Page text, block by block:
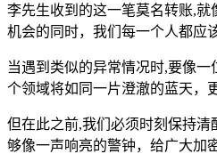
李先生收到的这一笔莫名转账,
机会的同时，我们每一个人都应
当遇到类似的异常情况时,要像
个领域将如同一片澄澈的蓝天，
但在此之前,我们必须时刻保持
够像一声响亮的警钟，给广大加